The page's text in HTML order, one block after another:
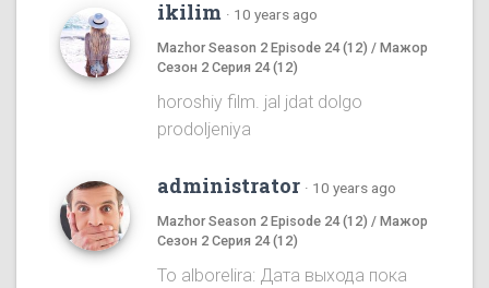
ikilim · 10 years ago
Mazhor Season 2 Episode 24 (12) / Мажор
Сезон 2 Серия 24 (12)
horoshiy film. jal jdat dolgo
prodoljeniya
administrator · 10 years ago
Mazhor Season 2 Episode 24 (12) / Мажор
Сезон 2 Серия 24 (12)
To alborelira: Дата выхода пока